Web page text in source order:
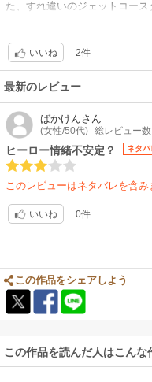
た、すれ違いのジェットコース
個人的にこの手のストーリー
最後の最後は泣けました！！
いいね 2件
最新のレビュー
ばかけんさん
(女性/50代) 総レビュー
ヒーロー情緒不安定？ ネタバ
このレビューはネタバレを含
いいね 0件
この作品をシェアしよう
この作品を読んだ人はこんな